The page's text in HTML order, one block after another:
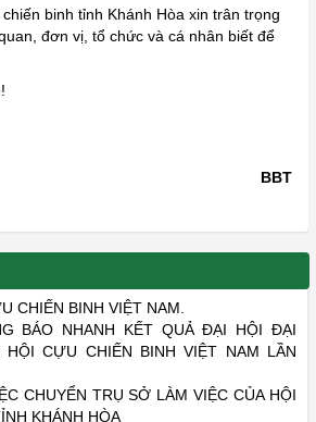
binh tỉnh Khánh Hòa xin trân trọng
đơn vị, tổ chức và cá nhân biết để
BBT
CHÍNH TRONG XÉT, TRAO TẶNG KỶ
CHIẾN BINH VIỆT NAM.
BÁO NHANH KẾT QUẢ ĐẠI HỘI ĐẠI
HỘI CỰU CHIẾN BINH VIỆT NAM LẦN
CHUYỂN TRỤ SỞ LÀM VIỆC CỦA HỘI
KHÁNH HÒA